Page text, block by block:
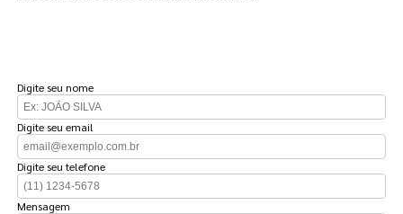
Digite seu nome
Digite seu email
Digite seu telefone
Mensagem